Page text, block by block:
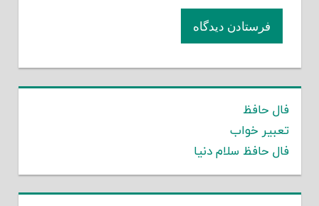
فال حافظ
تعبیر خواب
فال حافظ سلام دنیا